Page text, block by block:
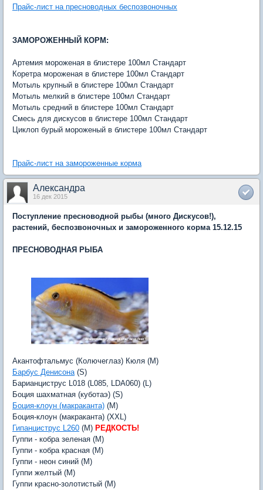
Прайс-лист на пресноводных беспозвоночных
ЗАМОРОЖЕННЫЙ КОРМ:
Артемия мороженая в блистере 100мл Стандарт
Коретра мороженая в блистере 100мл Стандарт
Мотыль крупный в блистере 100мл Стандарт
Мотыль мелкий в блистере 100мл Стандарт
Мотыль средний в блистере 100мл Стандарт
Смесь для дискусов в блистере 100мл Стандарт
Циклоп бурый мороженый в блистере 100мл Стандарт
Прайс-лист на замороженные корма
Александра
16 дек 2015
Поступление пресноводной рыбы (много Дискусов!),
растений, беспозвоночных и замороженного корма 15.12.15
ПРЕСНОВОДНАЯ РЫБА
Акантофтальмус (Колючеглаз) Кюля (M)
Барбус Денисона(S)
Барианциструс L018 (L085, LDA060) (L)
Боция шахматная (куботаэ) (S)
Боция-клоун (макраканта) (M)
Боция-клоун (макраканта) (XXL)
Гипанциструс L260 (M) РЕДКОСТЬ!
Гуппи - кобра зеленая (M)
Гуппи - кобра красная (M)
Гуппи - неон синий (M)
Гуппи желтый (M)
Гуппи красно-золотистый (M)